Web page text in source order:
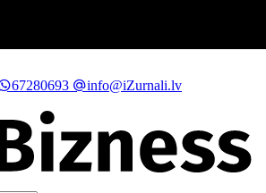
67280693
info@iZurnali.lv